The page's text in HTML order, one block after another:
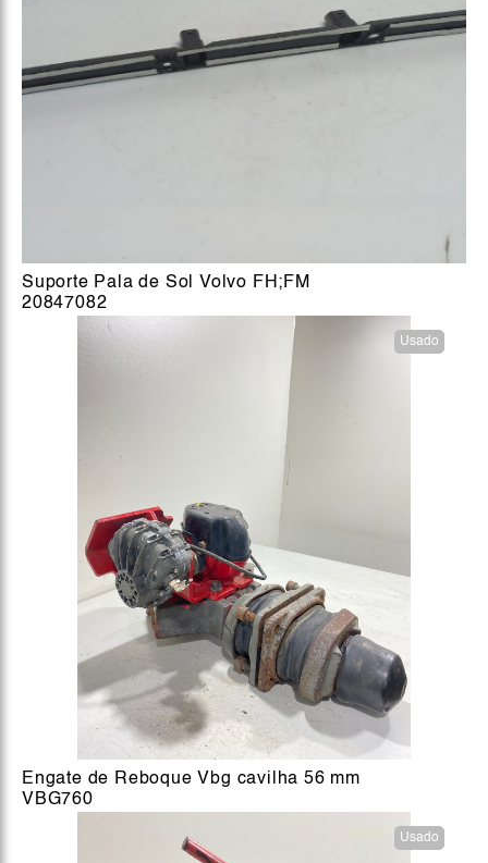
Suporte Pala de Sol Volvo FH;FM
20847082
Usado
Engate de Reboque Vbg cavilha 56 mm
VBG760
Usado